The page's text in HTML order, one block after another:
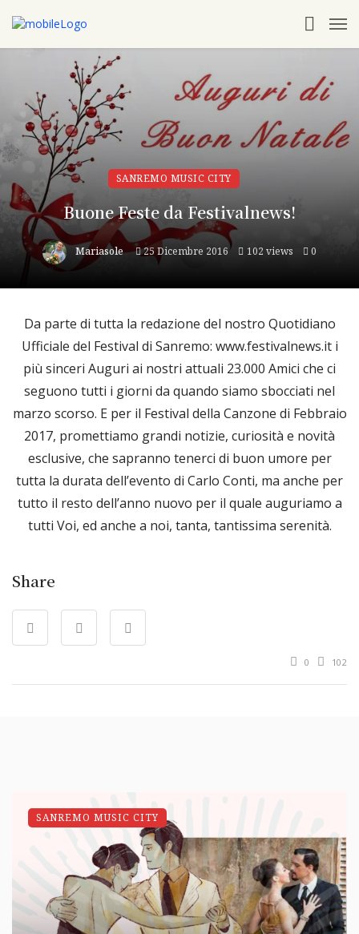
SANREMO MUSIC CITY
Buone Feste da Festivalnews!
Mariasole 25 Dicembre 2016 102 views 0
Da parte di tutta la redazione del nostro Quotidiano
Ufficiale del Festival di Sanremo: www.festivalnews.it i
più sinceri Auguri ai nostri attuali 23.000 Amici che ci
seguono tutti i giorni da quando siamo sbocciati nel
marzo scorso. E per il Festival della Canzone di Febbraio
2017, promettiamo grandi notizie, curiosità e novità
esclusive, che sapranno tenerci di buon umore per
tutta la durata dell’evento di Carlo Conti, ma anche per
tutto il resto dell’anno nuovo per il quale auguriamo a
tutti Voi, ed anche a noi, tanta, tantissima serenità.
Share
0 102
SANREMO MUSIC CITY